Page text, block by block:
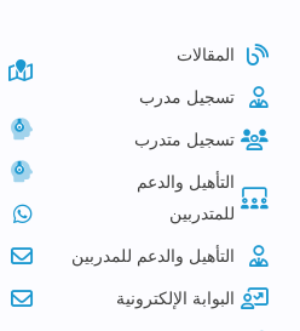
المقالات
تسجيل مدرب
تسجيل متدرب
التأهيل والدعم
للمتدربين
التأهيل والدعم للمدربين
البوابة الإلكترونية